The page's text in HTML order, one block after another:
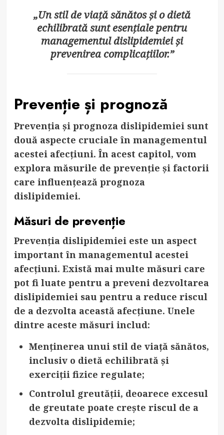
„Un stil de viață sănătos și o dietă
echilibrată sunt esențiale pentru
managementul dislipidemiei și
prevenirea complicațiilor.”
Prevenție și prognoză
Prevenția și prognoza dislipidemiei sunt
două aspecte cruciale în managementul
acestei afecțiuni. În acest capitol, vom
explora măsurile de prevenție și factorii
care influențează prognoza
dislipidemiei.
Măsuri de prevenție
Prevenția dislipidemiei este un aspect
important în managementul acestei
afecțiuni. Există mai multe măsuri care
pot fi luate pentru a preveni dezvoltarea
dislipidemiei sau pentru a reduce riscul
de a dezvolta această afecțiune. Unele
dintre aceste măsuri includ:
Menținerea unui stil de viață sănătos,
inclusiv o dietă echilibrată și
exerciții fizice regulate;
Controlul greutății, deoarece excesul
de greutate poate crește riscul de a
dezvolta dislipidemie;